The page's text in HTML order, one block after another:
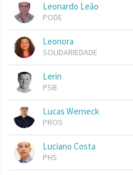
Leonardo Leão
PODE
Leonora
SOLIDARIEDADE
Lerin
PSB
Lucas Werneck
PROS
Luciano Costa
PHS